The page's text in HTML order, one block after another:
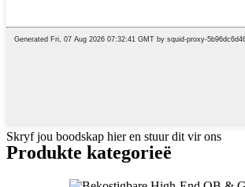
Skryf jou boodskap hier en stuur dit vir ons
Produkte kategorieë